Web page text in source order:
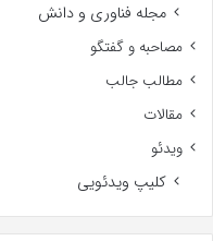
مجله فناوری و دانش
مصاحبه و گفتگو
مطالب جالب
مقالات
ویدئو
کلیپ ویدئویی